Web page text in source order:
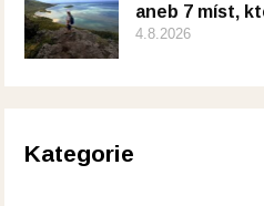
aneb 7 míst,
4.8.2026
Kategorie